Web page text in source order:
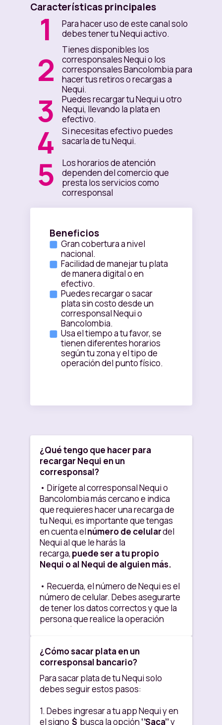
Características principales
1
Para hacer uso de este canal solo
debes tener tu Nequi activo.
2
Tienes disponibles los
corresponsales Nequi o los
corresponsales Bancolombia para
hacer tus retiros o recargas a
Nequi.
3
Puedes recargar tu Nequi u otro
Nequi, llevando la plata en
efectivo.
4
Si necesitas efectivo puedes
sacarla de tu Nequi.
5
Los horarios de atención
dependen del comercio que
presta los servicios como
corresponsal
Beneficios
Gran cobertura a nivel
nacional.
Facilidad de manejar tu plata
de manera digital o en
efectivo.
Puedes recargar o sacar
plata sin costo desde un
corresponsal Nequi o
Bancolombia.
Usa el tiempo a tu favor, se
tienen diferentes horarios
según tu zona y el tipo de
operación del punto físico.
¿Qué tengo que hacer para
recargar Nequi en un
corresponsal?
• Dirígete al corresponsal Nequi o
Bancolombia más cercano e indica
que requieres hacer una recarga de
tu Nequi, es importante que tengas
en cuenta elnúmero de celulardel
Nequi al que le harás la
recarga, puede ser a tu propio
Nequi o al Nequi de alguien más.
• Recuerda, el número de Nequi es el
número de celular. Debes asegurarte
de tener los datos correctos y que la
persona que realice la operación
como mínimo valide 2 veces los datos
• Desde tu app Nequi puedes
consultar los puntos más cercanos:
activa la localización en tu celular,
después abre tu app Nequi y en el
signo$, elige la opción de “Recarga
Nequi”y luego selecciona la
¿Cómo sacar plata en un
corresponsal bancario?
Para sacar plata de tu Nequi solo
debes seguir estos pasos:
1. Debes ingresar a tu app Nequi y en
el signo $ busca la opción ‘’Saca’’y